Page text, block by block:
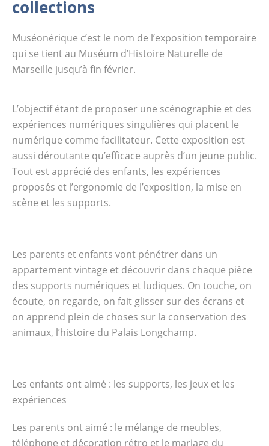
collections
Muséonérique c’est le nom de l’exposition temporaire
qui se tient au Muséum d’Histoire Naturelle de
Marseille jusqu’à fin février.
L’objectif étant de proposer une scénographie et des
expériences numériques singulières qui placent le
numérique comme facilitateur. Cette exposition est
aussi déroutante qu’efficace auprès d’un jeune public.
Tout est apprécié des enfants, les expériences
proposés et l’ergonomie de l’exposition, la mise en
scène et les supports.
Les parents et enfants vont pénétrer dans un
appartement vintage et découvrir dans chaque pièce
des supports numériques et ludiques. On touche, on
écoute, on regarde, on fait glisser sur des écrans et
on apprend plein de choses sur la conservation des
animaux, l’histoire du Palais Longchamp.
Les enfants ont aimé : les supports, les jeux et les
expériences
Les parents ont aimé : le mélange de meubles,
téléphone et décoration rétro et le mariage du